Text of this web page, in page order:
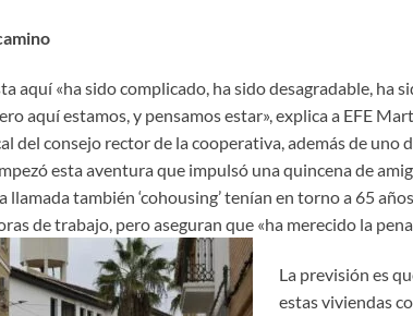
aquí «ha sido complicado, ha sido desagradable, ha
aquí estamos, y pensamos estar», explica a EFE
del consejo rector de la cooperativa, además de uno
esta aventura que impulsó una quincena de
llamada también ‘cohousing’ tenían en torno a 65
de trabajo, pero aseguran que «ha merecido la
La previsión es
estas viviendas